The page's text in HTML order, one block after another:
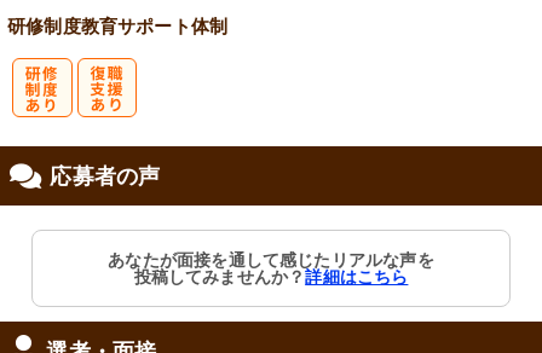
研修制度教育サポート体制
応募者の声
あなたが面接を通して感じたリアルな声を
投稿してみませんか？詳細はこちら